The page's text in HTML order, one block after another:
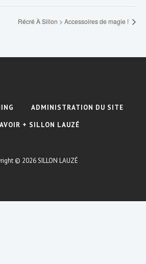
Récré À Sillon > Accessoires de magie !
ADMINISTRATION DU SITE
+ SILLON LAUZÉ
© 2026SILLON LAUZÉ